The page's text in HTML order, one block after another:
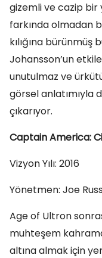
gizemli ve cazip bir
farkında olmadan
kılığına bürünmüş
Johansson’un
unutulmaz ve
görsel anlatımıyla
çıkarıyor.
Captain America:
Vizyon Yılı: 2016
Yönetmen: Joe
Age of Ultron
muhteşem
altına almak için